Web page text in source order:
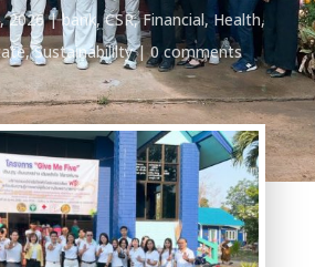
2026 bank,CSR,Financial,Health,
,Sustainabililty 0 comments